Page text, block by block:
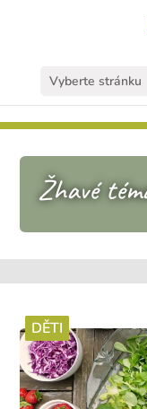
Vyberte stránku
Žhavé
DĚTI
DĚTI
DĚTI
DĚTI
DĚTI